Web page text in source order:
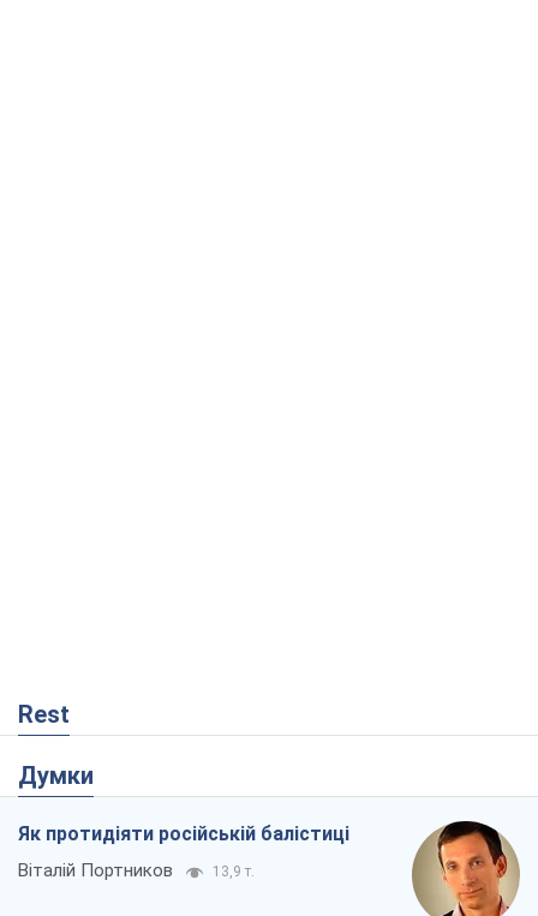
Rest
Думки
Як протидіяти російській балістиці
Віталій Портников 13,9 т.